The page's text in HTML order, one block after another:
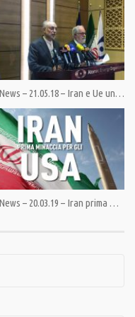
,Ukraina, USA
PTV News – 21.05.18 – Iran e Ue uniti nel contrastare le sanzioni Usa
PTV News – 20.03.19 – Iran prima minaccia per gli USA